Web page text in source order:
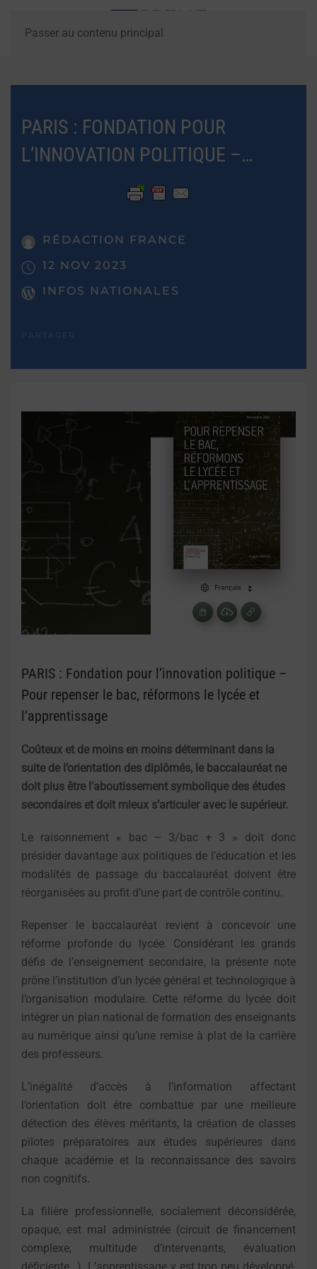
Passer au contenu principal
PARIS : FONDATION POUR
L’INNOVATION POLITIQUE –…
RÉDACTION FRANCE
12 NOV 2023
INFOS NATIONALES
PARIS : Fondation pour l’innovation politique –
Pour repenser le bac, réformons le lycée et
l’apprentissage
Coûteux et de moins en moins déterminant dans la
suite de l’orientation des diplômés, le baccalauréat ne
doit plus être l’aboutissement symbolique des études
secondaires et doit mieux s’articuler avec le supérieur.
Le raisonnement « bac – 3/bac + 3 » doit donc
présider davantage aux politiques de l’éducation et les
modalités de passage du baccalauréat doivent être
réorganisées au profit d’une part de contrôle continu.
Repenser le baccalauréat revient à concevoir une
réforme profonde du lycée. Considérant les grands
défis de l’enseignement secondaire, la présente note
prône l’institution d’un lycée général et technologique à
l’organisation modulaire. Cette réforme du lycée doit
intégrer un plan national de formation des enseignants
au numérique ainsi qu’une remise à plat de la carrière
des professeurs.
L’inégalité d’accès à l’information affectant
l’orientation doit être combattue par une meilleure
détection des élèves méritants, la création de classes
pilotes préparatoires aux études supérieures dans
chaque académie et la reconnaissance des savoirs
non cognitifs.
La filière professionnelle, socialement déconsidérée,
opaque, est mal administrée (circuit de financement
complexe, multitude d’intervenants, évaluation